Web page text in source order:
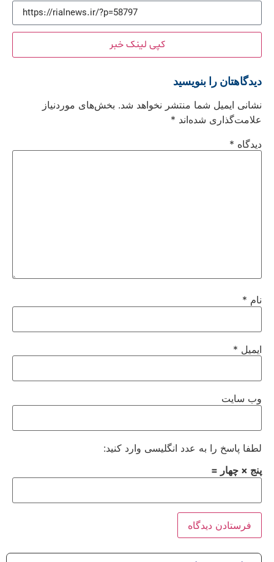
کپی لینک خبر
دیدگاهتان را بنویسید
نشانی ایمیل شما منتشر نخواهد شد. بخش‌های موردنیاز
علامت‌گذاری شده‌اند *
دیدگاه *
نام *
ایمیل *
وب‌ سایت
لطفا پاسخ را به عدد انگلیسی وارد کنید:
پنج × چهار =